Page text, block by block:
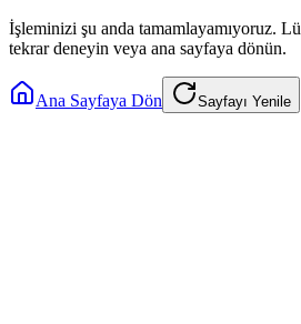
İşleminizi şu anda tamamlayamıyoruz.
tekrar deneyin veya ana sayfaya dönün.
Ana Sayfaya Dön Sayfayı Yenile